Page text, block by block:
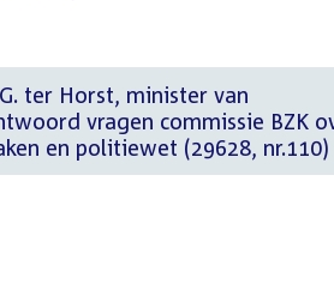
ter Horst, minister van
vragen commissie BZK
en politiewet (29628, nr.110)